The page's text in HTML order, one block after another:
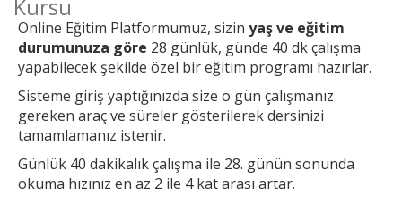
Kursu
Online Eğitim Platformumuz, sizin yaş ve eğitim
durumunuza göre 28 günlük, günde 40 dk çalışma
yapabilecek şekilde özel bir eğitim programı hazırlar.
Sisteme giriş yaptığınızda size o gün çalışmanız
gereken araç ve süreler gösterilerek dersinizi
tamamlamanız istenir.
Günlük 40 dakikalık çalışma ile 28. günün sonunda
okuma hızınız en az 2 ile 4 kat arası artar.